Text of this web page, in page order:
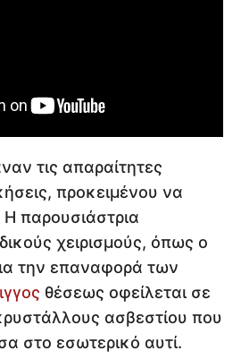
τις απαραίτητες
προκειμένου να
παρουσιάστρια
χειρισμούς, όπως ο
την επαναφορά των
θέσεως οφείλεται σε
ασβεστίου που
στο εσωτερικό αυτί.